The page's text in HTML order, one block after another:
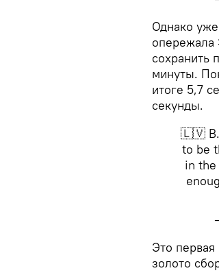
​Однако
опережала
сохранить
минуты.
итоге 5,7
секунды.
🇱🇻 B.
to be
in
​Это
золото